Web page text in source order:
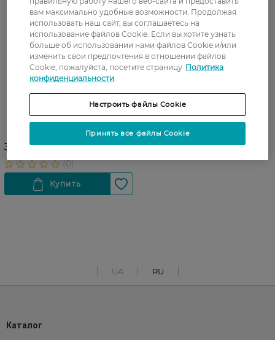
Сухой шампунь Batiste
Sensitive без отдушки 200
319,99 ГРН
UA RU
Каталог
вам максимально удобные возможности. Продолжая
использовать наш сайт, вы соглашаетесь на
использование файлов Cookie. Если вы хотите узнать
больше об использовании нами файлов Cookie и/или
изменить свои предпочтения в отношении файлов
Cookie, пожалуйста, посетите страницу Политика
конфиденциальности
Настроить файлы Cookie
Принять все файлы Cookie